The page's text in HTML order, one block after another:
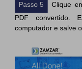
Passo 5
Clique
PDF convertido.
computador e salve